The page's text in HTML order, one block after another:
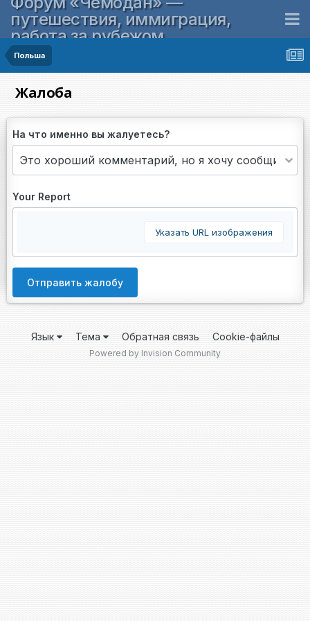
путешествия, иммиграция,
работа за рубежом
Польша
Жалоба
На что именно вы жалуетесь?
Your Report
Указать URL изображения
Отправить жалобу
Язык Тема Обратная связь Cookie-файлы
Powered by Invision Community